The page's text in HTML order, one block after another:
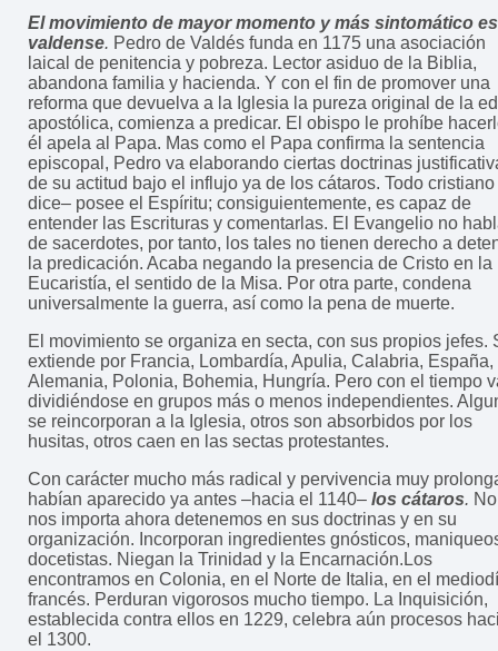
El movimiento de mayor momento y más sintomático
valdense. Pedro de Valdés funda en 1175 una asociación
laical de penitencia y pobreza. Lector asiduo de la Biblia,
abandona familia y hacienda. Y con el fin de promover una
reforma que devuelva a la Iglesia la pureza original de la
apostólica, comienza a predicar. El obispo le prohíbe
él apela al Papa. Mas como el Papa confirma la sentencia
episcopal, Pedro va elaborando ciertas doctrinas
de su actitud bajo el influjo ya de los cátaros. Todo cristiano
dice– posee el Espíritu; consiguientemente, es capaz de
entender las Escrituras y comentarlas. El Evangelio no
de sacerdotes, por tanto, los tales no tienen derecho a
la predicación. Acaba negando la presencia de Cristo en la
Eucaristía, el sentido de la Misa. Por otra parte, condena
universalmente la guerra, así como la pena de muerte.
El movimiento se organiza en secta, con sus propios jefes.
extiende por Francia, Lombardía, Apulia, Calabria, España,
Alemania, Polonia, Bohemia, Hungría. Pero con el tiempo
dividiéndose en grupos más o menos independientes.
se reincorporan a la Iglesia, otros son absorbidos por los
husitas, otros caen en las sectas protestantes.
Con carácter mucho más radical y pervivencia muy
habían aparecido ya antes –hacia el 1140– los cátaros. No
nos importa ahora detenemos en sus doctrinas y en su
organización. Incorporan ingredientes gnósticos,
docetistas. Niegan la Trinidad y la Encarnación.Los
encontramos en Colonia, en el Norte de Italia, en el
francés. Perduran vigorosos mucho tiempo. La Inquisición,
establecida contra ellos en 1229, celebra aún procesos
el 1300.